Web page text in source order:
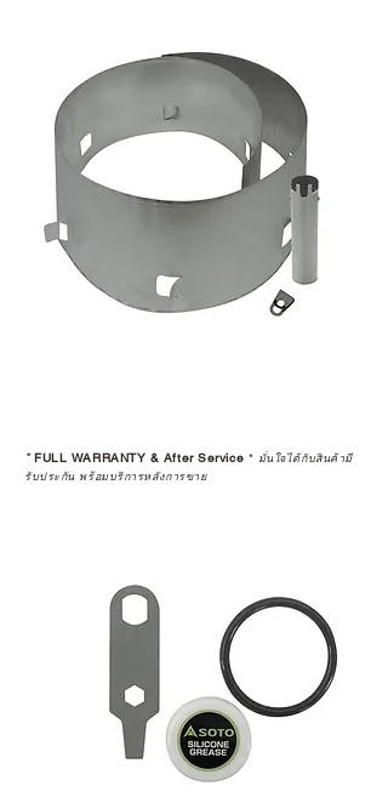
*FULL WARRANTY & After Service * มั่นใจได้กับสินค้ามี
รับประกัน พร้อมบริการหลังการขาย